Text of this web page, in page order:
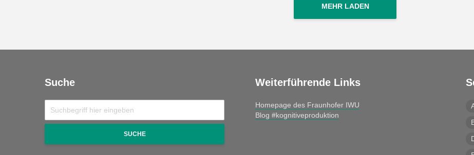
MEHR LADEN
Suche
SUCHE
Weiterführende Links
Homepage des Fraunhofer IWU
Blog #kognitiveproduktion